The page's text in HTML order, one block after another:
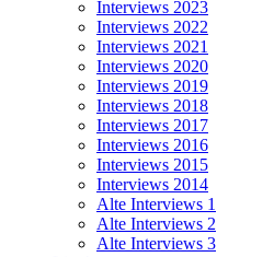
Interviews 2023
Interviews 2022
Interviews 2021
Interviews 2020
Interviews 2019
Interviews 2018
Interviews 2017
Interviews 2016
Interviews 2015
Interviews 2014
Alte Interviews 1
Alte Interviews 2
Alte Interviews 3